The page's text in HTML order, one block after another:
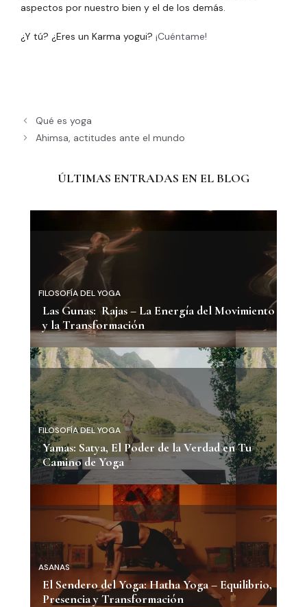
aspectos por nuestro bien y el de los demás.
¿Y tú? ¿Eres un Karma yogui? ¡Cuéntame!
Qué es yoga
Ahimsa, actitudes ante el mundo
ÚLTIMAS ENTRADAS EN EL BLOG
FILOSOFÍA DEL YOGA
Las Gunas: Rajas – La Energía del Movimiento
y la Transformación
FILOSOFÍA DEL YOGA
Yamas: Satya, El Poder de la Verdad en Tu
Camino de Yoga
ASANAS
El Sendero del Yoga: Hatha Yoga – Equilibrio,
Presencia y Transformación